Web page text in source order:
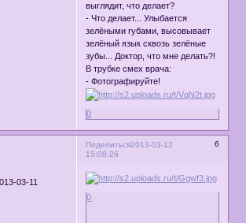
выглядит, что делает?
- Что делает... Улыбается
зелёными губами, высовывает
зелёный язык сквозь зелёные
зубы... Доктор, что мне делать?!
В трубке смех врача:
- Фотографируйте!
0
Поделиться 6
2013-03-12
15:08:26
03-11
0